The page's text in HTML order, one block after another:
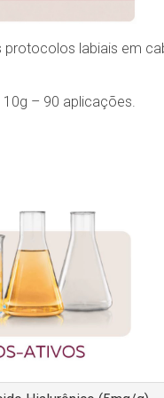
labiais em
10g – 90 aplicações.